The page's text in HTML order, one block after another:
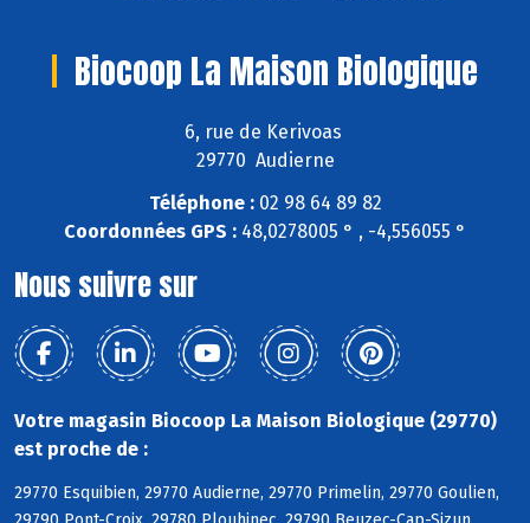
Biocoop La Maison Biologique
6, rue de Kerivoas
29770 Audierne
Téléphone :02 98 64 89 82
Coordonnées GPS : 48,0278005 ° , -4,556055 °
Nous suivre sur
Votre magasin Biocoop La Maison Biologique (29770)
est proche de :
29770 Esquibien, 29770 Audierne, 29770 Primelin, 29770 Goulien,